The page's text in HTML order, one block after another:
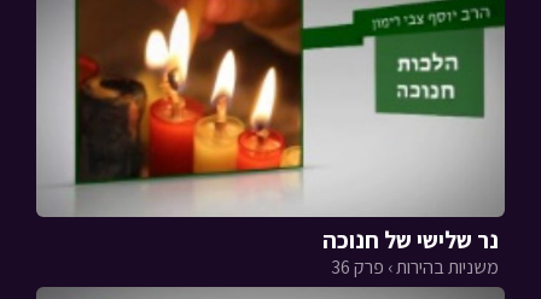
נר שלישי של חנוכה
משניות בהירות › פרק 36